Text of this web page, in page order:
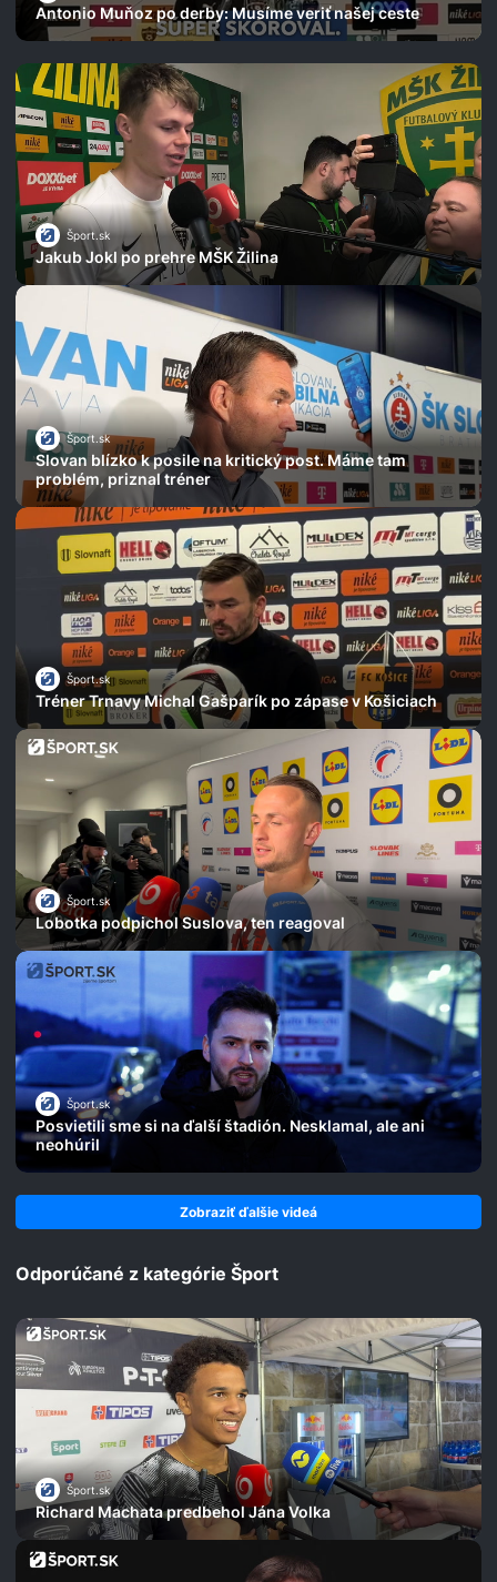
Antonio Muňoz po derby: Musíme veriť našej ceste
Šport.sk
Jakub Jokl po prehre MŠK Žilina
Šport.sk
Slovan blízko k posile na kritický post. Máme tam
problém, priznal tréner
Šport.sk
Tréner Trnavy Michal Gašparík po zápase v Košiciach
Šport.sk
Lobotka podpichol Suslova, ten reagoval
Šport.sk
Posvietili sme si na ďalší štadión. Nesklamal, ale ani
neohúril
Zobraziť ďalšie videá
Odporúčané z kategórie Šport
Šport.sk
Richard Machata predbehol Jána Volka